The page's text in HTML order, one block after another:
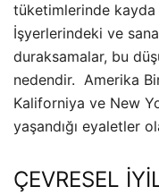
tüketimlerinde
İşyerlerindeki ve
duraksamalar, bu
nedendir. Amerika
Kaliforniya ve New
yaşandığı eyaletler
ÇEVRESEL